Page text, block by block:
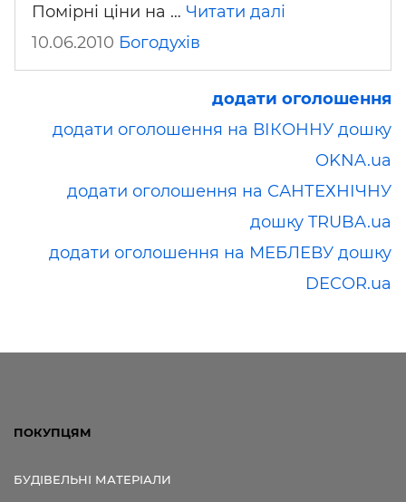
Помірні ціни на … Читати далі
10.06.2010 Богодухів
додати оголошення
додати оголошення на ВІКОННУ дошку
OKNA.ua
додати оголошення на САНТЕХНІЧНУ
дошку TRUBA.ua
додати оголошення на МЕБЛЕВУ дошку
DECOR.ua
ПОКУПЦЯМ
БУДІВЕЛЬНІ МАТЕРІАЛИ